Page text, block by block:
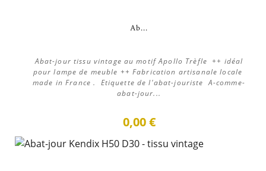
Ab...
Abat-jour tissu vintage au motif Apollo Trèfle ++ idéal
pour lampe de meuble ++ Fabrication artisanale locale
made in France . Etiquette de l'abat-jouriste A-comme-
abat-jour...
0,00 €